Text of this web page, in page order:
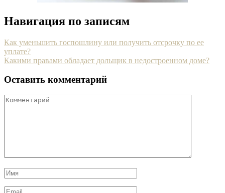
Навигация по записям
Как уменьшить госпошлину или получить отсрочку по ее
уплате?
Какими правами обладает дольщик в недостроенном доме?
Оставить комментарий